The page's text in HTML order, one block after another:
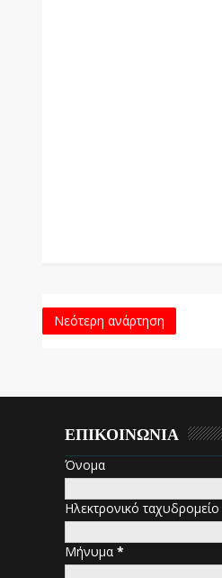
Νεότερη ανάρτηση
ΕΠΙΚΟΙΝΩΝΙΑ
Όνομα
Ηλεκτρονικό ταχυδρομείο
Μήνυμα *